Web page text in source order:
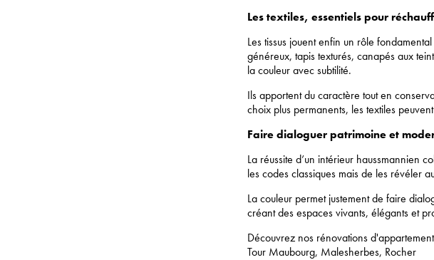
Les textiles, essentiels pour
Les tissus jouent enfin un rôle
généreux, tapis texturés, canapés aux
la couleur avec subtilité.
Ils apportent du caractère tout en
choix plus permanents, les textiles
Faire dialoguer patrimoine et
La réussite d’un intérieur haussmannien
les codes classiques mais de les révéler
La couleur permet justement de faire
créant des espaces vivants, élégants et
Découvrez nos rénovations
Tour Maubourg, Malesherbes, Rocher